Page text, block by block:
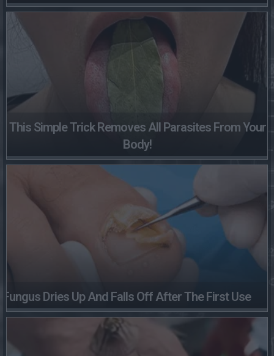
This Simple Trick Removes All Parasites From Your
Body!
Fungus Dries Up And Falls Off After The First Use